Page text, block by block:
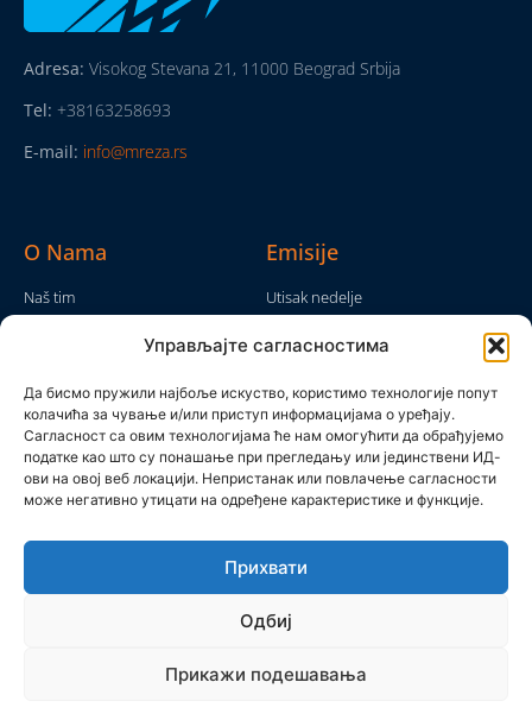
Управљајте сагласностима
Да бисмо пружили најбоље искуство, користимо технологије попут
колачића за чување и/или приступ информацијама о уређају.
Сагласност са овим технологијама ће нам омогућити да обрађујемо
податке као што су понашање при прегледању или јединствени ИД-
ови на овој веб локацији. Непристанак или повлачење сагласности
може негативно утицати на одређене карактеристике и функције.
Прихвати
Одбиј
Прикажи подешавања
Adresa: Visokog Stevana 21, 11000 Beograd Srbija
Tel: +38163258693
E-mail: info@mreza.rs
O Nama
Naš tim
Politika privatnosti
Kontakt
Emisije
Utisak nedelje
Moram da kažem
Brojke i bajke
Ostale emisije
Pronađite nas
Produkcijska grupa Mreža 2025 © All rights reserved